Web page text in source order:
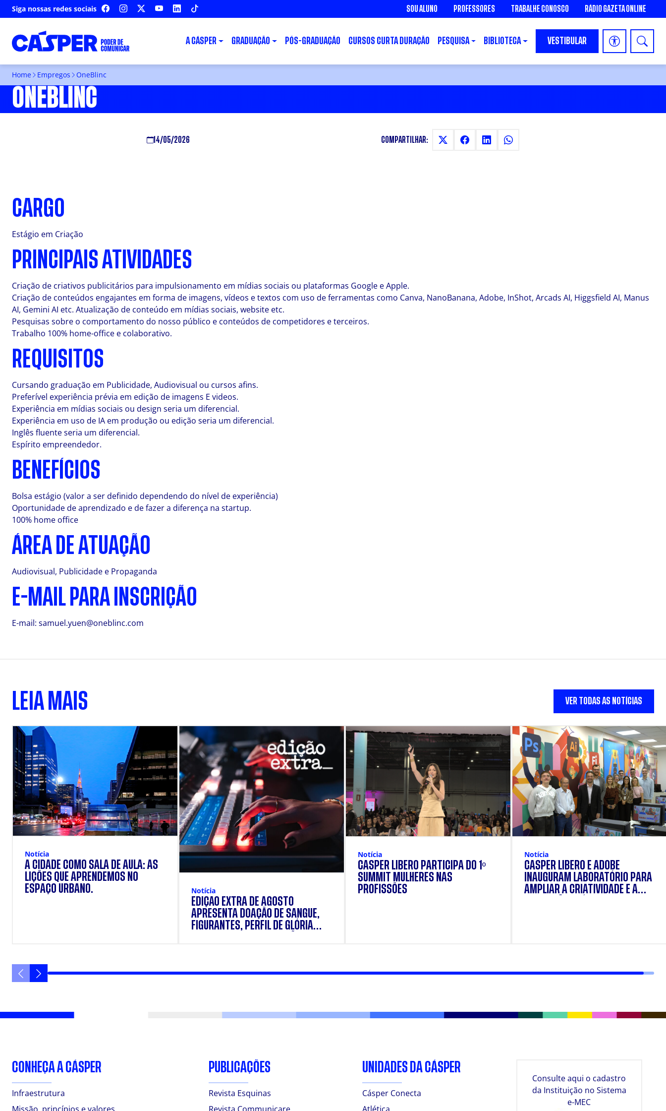
Siga nossas redes sociais FACEBOOKINSTAGRAM YOUTUBELINKEDIN SOU ALUNO PROFESSORES TRABALHE CONOSCO RÁDIO GAZETA ONLINE
A CÁSPER GRADUAÇÃO PÓS-GRADUAÇÃO CURSOS CURTA DURAÇÃO PESQUISA BIBLIOTECA VESTIBULAR
Home Empregos OneBlinc
ONEBLINC
14/05/2026 COMPARTILHAR:
CARGO
Estágio em Criação
PRINCIPAIS ATIVIDADES
Criação de criativos publicitários para impulsionamento em mídias sociais ou plataformas Google e Apple.
Criação de conteúdos engajantes em forma de imagens, vídeos e textos com uso de ferramentas como Canva, NanoBanana, Adobe, InShot, Arcads AI, Higgsfield AI, Manus
AI, Gemini AI etc. Atualização de conteúdo em mídias sociais, website etc.
Pesquisas sobre o comportamento do nosso público e conteúdos de competidores e terceiros.
Trabalho 100% home-office e colaborativo.
REQUISITOS
Cursando graduação em Publicidade, Audiovisual ou cursos afins.
Preferível experiência prévia em edição de imagens E videos.
Experiência em mídias sociais ou design seria um diferencial.
Experiência em uso de IA em produção ou edição seria um diferencial.
Inglês fluente seria um diferencial.
Espírito empreendedor.
BENEFÍCIOS
Bolsa estágio (valor a ser definido dependendo do nível de experiência)
Oportunidade de aprendizado e de fazer a diferença na startup.
100% home office
ÁREA DE ATUAÇÃO
Audiovisual, Publicidade e Propaganda
E-MAIL PARA INSCRIÇÃO
E-mail: samuel.yuen@oneblinc.com
LEIA MAIS VER TODAS AS NOTÍCIAS
Notícia
A CIDADE COMO SALA DE AULA: AS
LIÇÕES QUE APRENDEMOS NO
ESPAÇO URBANO.
Notícia
EDIÇÃO EXTRA DE AGOSTO
APRESENTA DOAÇÃO DE SANGUE,
FIGURANTES, PERFIL DE GLÓRIA
Notícia
CÁSPER LÍBERO PARTICIPA DO 1º
SUMMIT MULHERES NAS
PROFISSÕES
Notícia
CÁSPER LÍBERO E ADOBE
INAUGURAM LABORATÓRIO PARA
AMPLIAR A CRIATIVIDADE E A
CONHEÇA A CÁSPER
Infraestrutura
PUBLICAÇÕES
Revista Esquinas
UNIDADES DA CÁSPER
Cásper Conecta
Consulte aqui o cadastro
da Instituição no Sistema
e-MEC